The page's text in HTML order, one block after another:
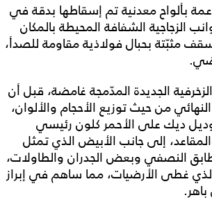
بألواح معدنية تم إسقاطها بدقة في
الزجاجية الشفافة المحيطة بالمكان
مثبّتة بحبال فولاذية مقاومة للصدأ،
الجديدة المدّمجة غامضة، قبل أن
من حيث توزيع الأحجام والألوان،
ديك على الأحمر كلون رئيسي
إلى جانب الأبيض الذي تمثل
النصفي وبعض الجدران والطاولات،
غطى الأرضيات، مما ساهم في إبراز